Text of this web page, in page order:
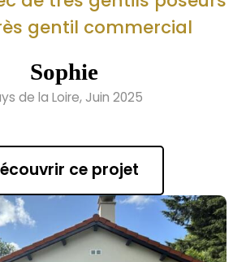
gentil commercial
Sophie
de la Loire, Juin 2025
ce projet